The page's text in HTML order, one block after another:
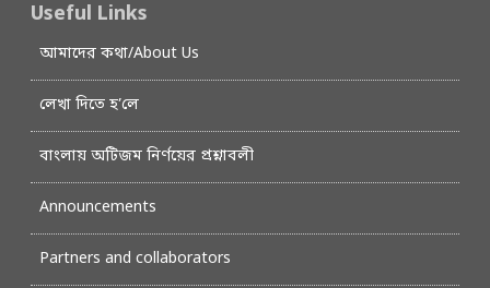
Useful Links
আমাদের কথা/About Us
লেখা দিতে হ’লে
বাংলায় অটিজম নির্ণয়ের প্রশ্নাবলী
Announcements
Partners and collaborators